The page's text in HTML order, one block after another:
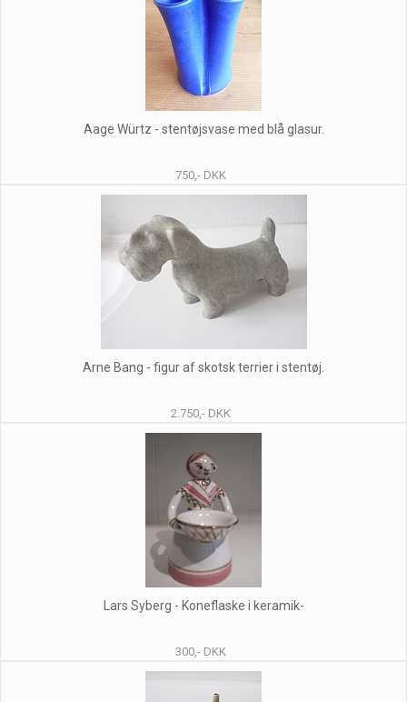
Aage Würtz - stentøjsvase med blå glasur.
750,- DKK
Arne Bang - figur af skotsk terrier i stentøj.
2.750,- DKK
Lars Syberg - Koneflaske i keramik-
300,- DKK